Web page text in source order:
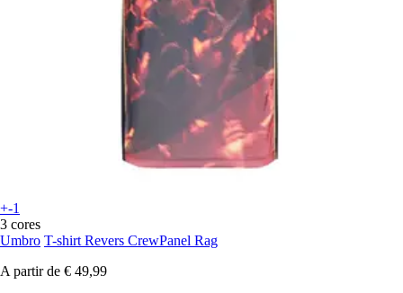
+-1
3 cores
Umbro T-shirt Revers CrewPanel Rag
A partir de € 49,99